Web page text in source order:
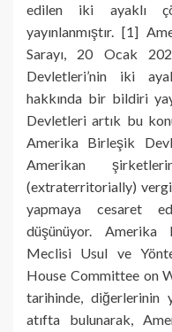
edilen iki ayaklı
yayınlanmıştır. [1]
Sarayı, 20 Ocak
Devletleri’nin iki
hakkında bir bildiri
Devletleri artık bu
Amerika Birleşik
Amerikan
(extraterritorially)
yapmaya cesaret
düşünüyor. Amerika
Meclisi Usul ve
House Committee on
tarihinde, diğerlerinin
atıfta bulunarak,